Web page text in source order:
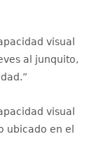
visual
al junquito,
”
visual
ubicado en el